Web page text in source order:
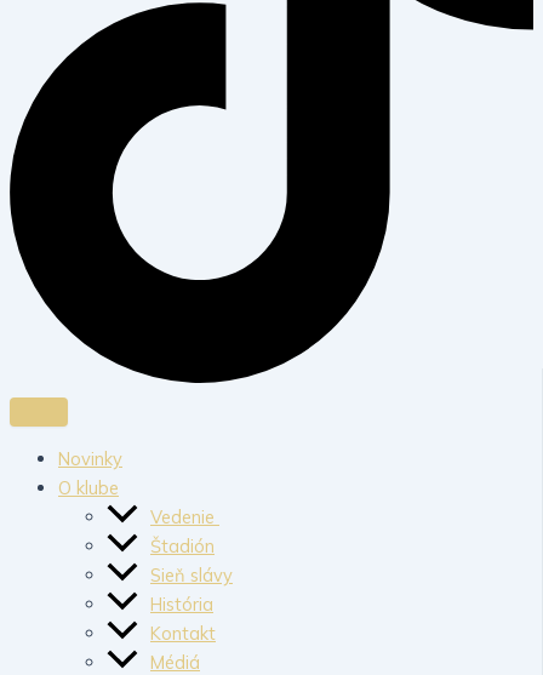
Novinky
O klube
Vedenie
Štadión
Sieň slávy
História
Kontakt
Médiá